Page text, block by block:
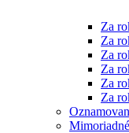
Za
Za
Za
Za
Za
Za